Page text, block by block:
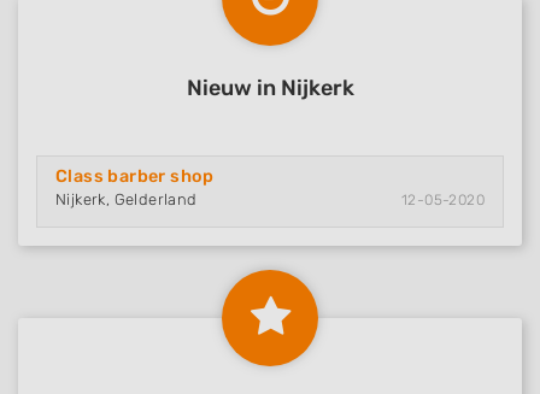
Nieuw in Nijkerk
Class barber shop
Nijkerk, Gelderland 12-05-2020